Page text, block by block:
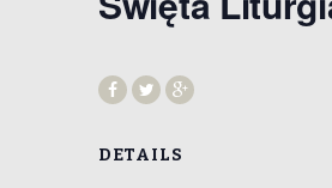
DETAILS